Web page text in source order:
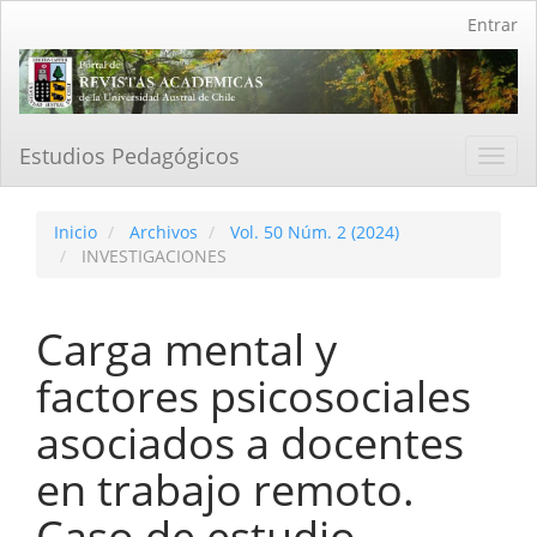
Contenido
principal
Barra
Entrar
Estudios Pedagógicos
Inicio Archivos
Vol. 50 Núm. 2 (2024)
INVESTIGACIONES
Carga mental y
factores psicosociales
asociados a docentes
en trabajo remoto.